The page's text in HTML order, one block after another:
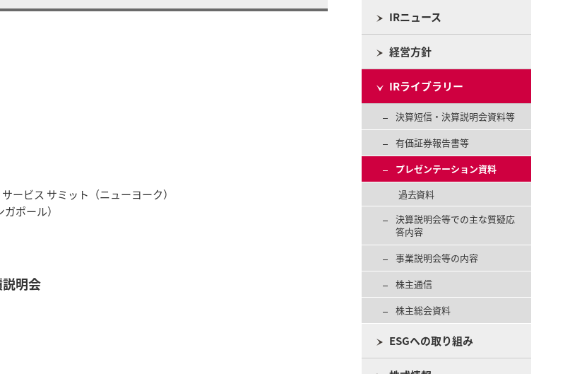
ービス サミット（ニューヨーク）
ポール）
明会
IRニュース
経営方針
IRライブラリー
決算短信・決算説明会資料等
有価証券報告書等
プレゼンテーション資料
過去資料
決算説明会等での主な質疑応
答内容
事業説明会等の内容
株主通信
株主総会資料
ESGへの取り組み